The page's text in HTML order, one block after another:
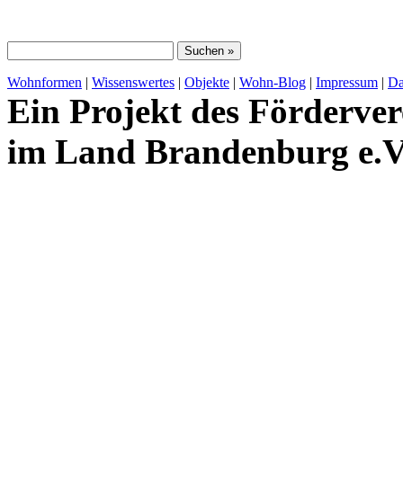
Wohnformen | Wissenswertes | Objekte | Wohn-Blog | Impressum |
Ein Projekt des
im Land Brandenburg